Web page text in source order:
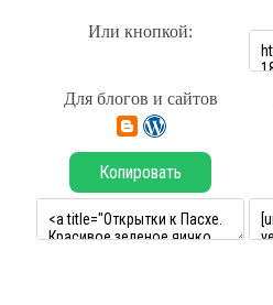
Или кнопкой:
Для блогов и сайтов
Копировать